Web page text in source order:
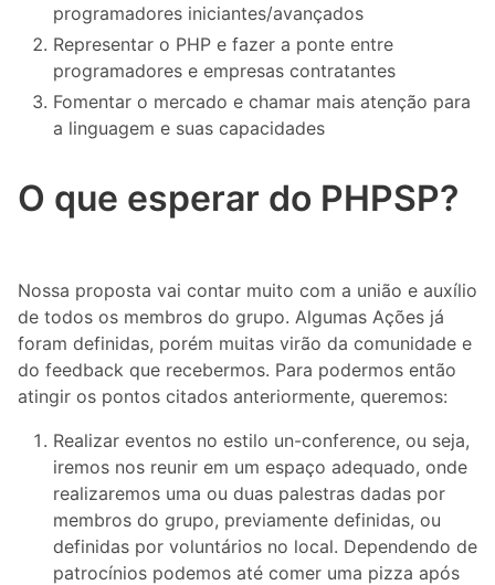
programadores iniciantes/avançados
Representar o PHP e fazer a ponte entre
programadores e empresas contratantes
Fomentar o mercado e chamar mais atenção para
a linguagem e suas capacidades
O que esperar do PHPSP?
Nossa proposta vai contar muito com a união e auxílio
de todos os membros do grupo. Algumas Ações já
foram definidas, porém muitas virão da comunidade e
do feedback que recebermos. Para podermos então
atingir os pontos citados anteriormente, queremos:
Realizar eventos no estilo un-conference, ou seja,
iremos nos reunir em um espaço adequado, onde
realizaremos uma ou duas palestras dadas por
membros do grupo, previamente definidas, ou
definidas por voluntários no local. Dependendo de
patrocínios podemos até comer uma pizza após